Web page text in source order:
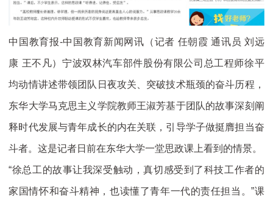
中国教育报-中国教育新闻网讯（记者 任朝霞 通讯员 刘远
康 王不凡）宁波双林汽车部件股份有限公司总工程师徐平
均动情讲述带领团队日夜攻关、突破技术瓶颈的奋斗历程，
东华大学马克思主义学院教师王淑芳基于团队的故事深刻阐
释时代发展与青年成长的内在关联，引导学子做挺膺担当奋
斗者。这是记者日前在东华大学一堂思政课上看到的情景。
“徐总工的故事让我深受触动，真切感受到了科技工作者的
家国情怀和奋斗精神，也读懂了青年一代的责任担当。”课